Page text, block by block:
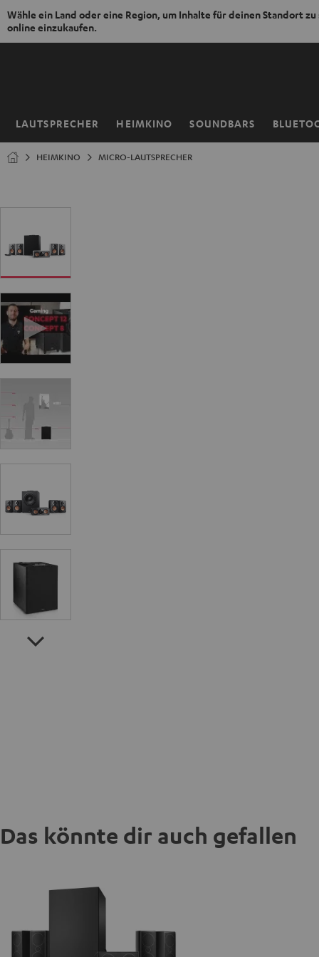
Wähle ein Land oder eine Region, um Inhalte für deinen Standort zu
online einzukaufen.
ZUM
LAUTSPRECHER HEIMKINO SOUNDBARS
Startseite
HEIMKINO MICRO-LAUTSPRECHER
Das könnte dir auch gefallen